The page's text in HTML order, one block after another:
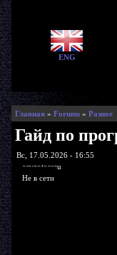
ENG
Главная» Forums» Разное
Гайд по
Вс, 17.05.2026 - 16:55
oryzotoraru
Не в сети